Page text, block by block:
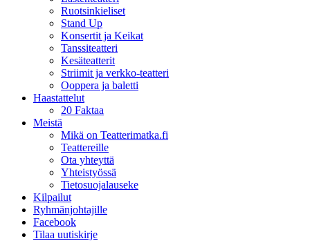
Ruotsinkieliset
Stand Up
Konsertit ja Keikat
Tanssiteatteri
Kesäteatterit
Striimit ja verkko-teatteri
Ooppera ja baletti
Haastattelut
20 Faktaa
Meistä
Mikä on Teatterimatka.fi
Teattereille
Ota yhteyttä
Yhteistyössä
Tietosuojalauseke
Kilpailut
Ryhmänjohtajille
Facebook
Tilaa uutiskirje